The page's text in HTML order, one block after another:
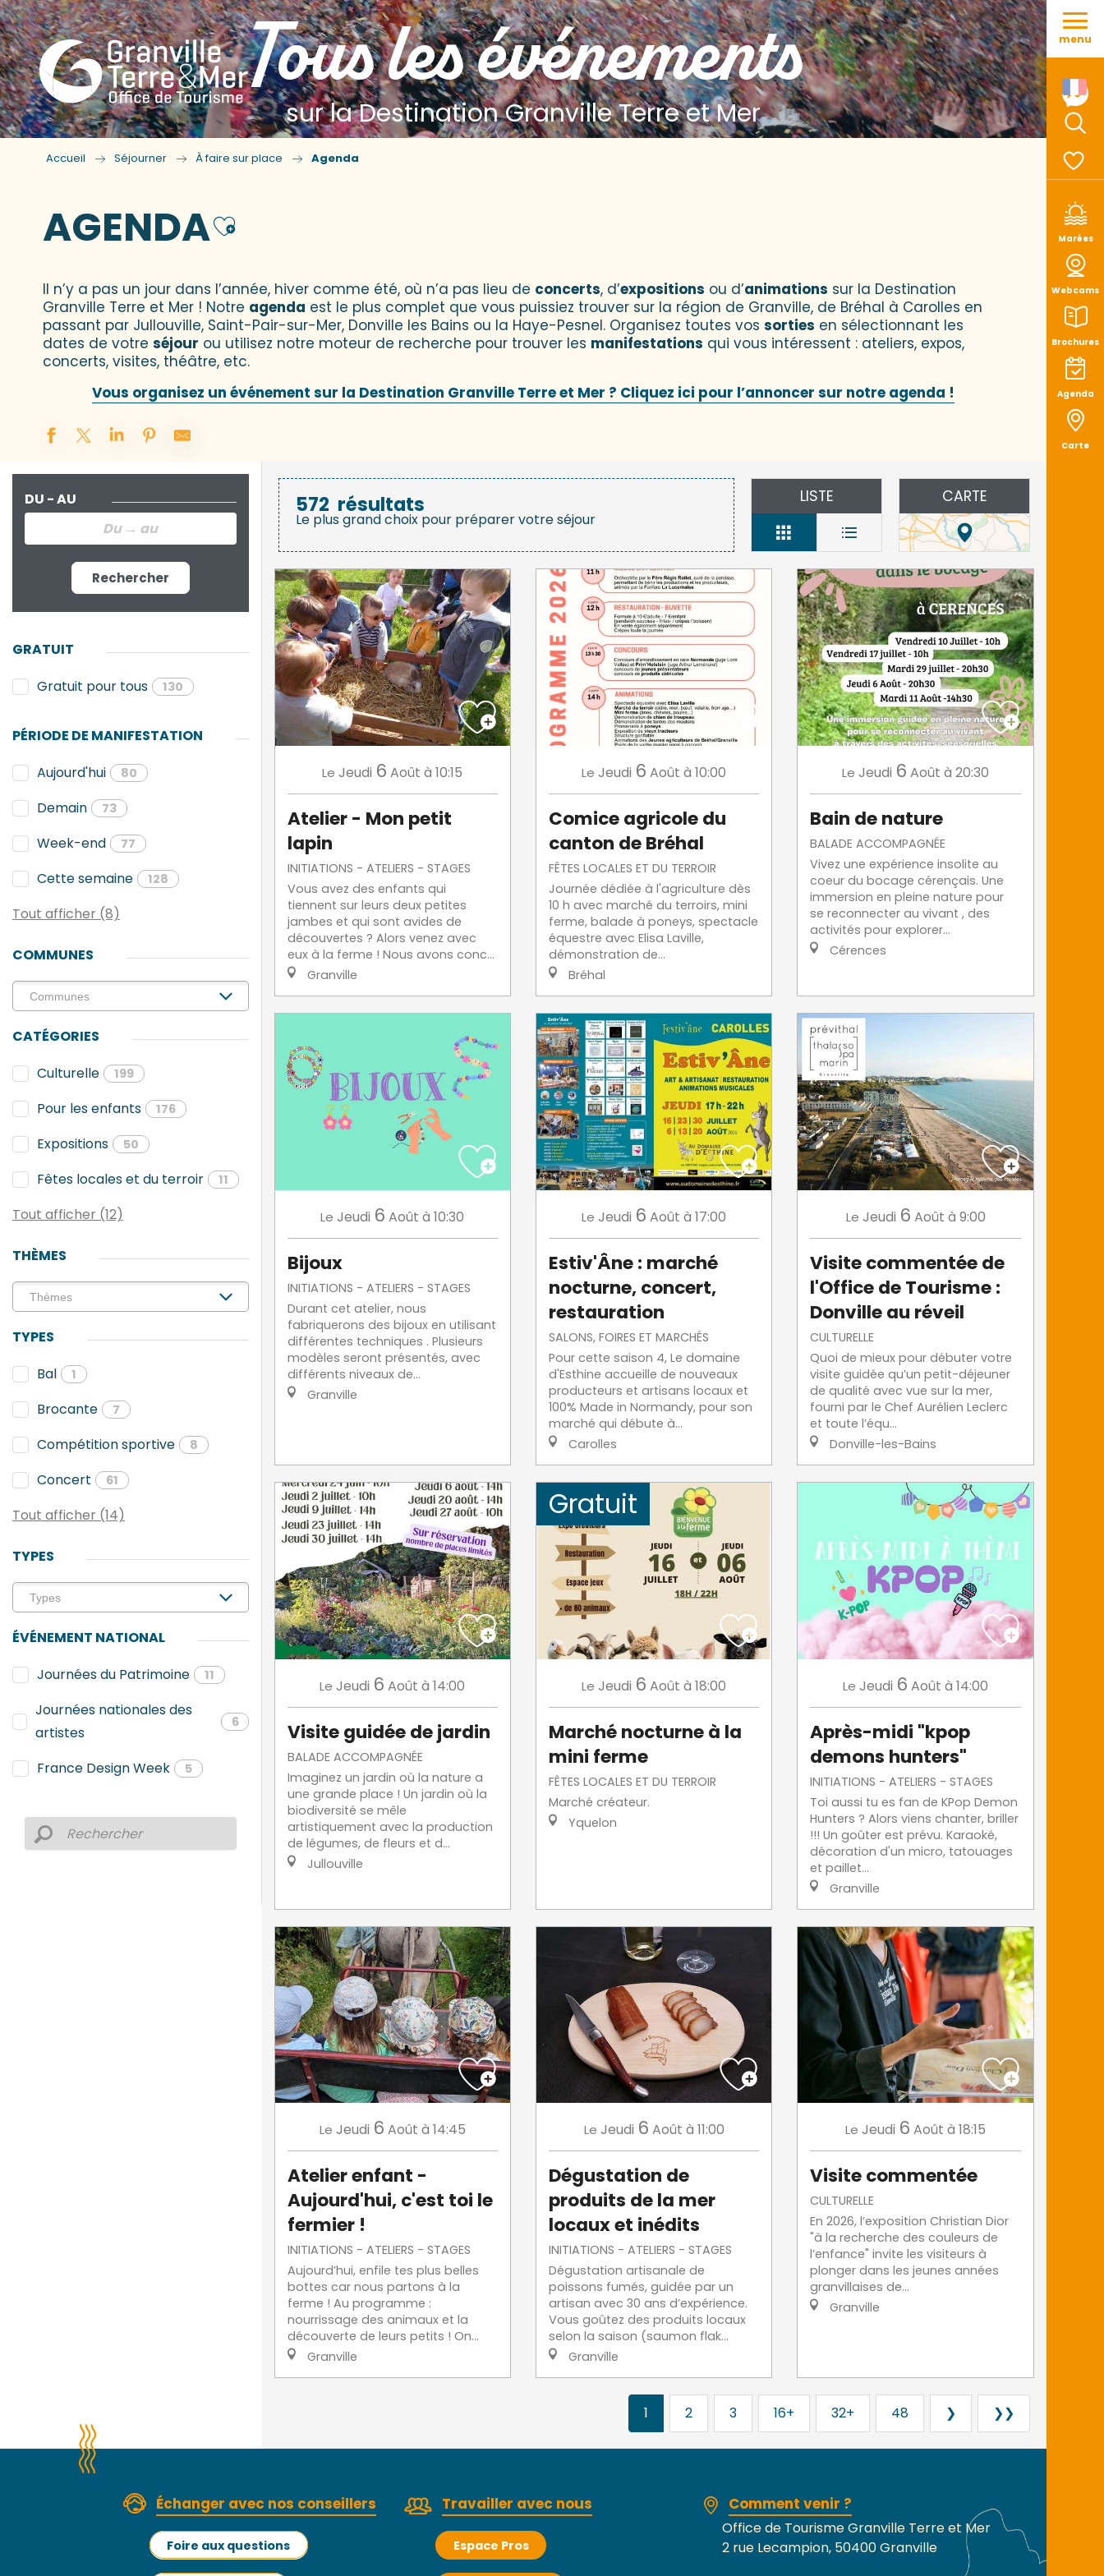
Aller
contenu
Marées
Webcams
Brochures
Agenda
Carte
menu
Tous les événements
sur la Destination Granville Terre et Mer
Accueil Séjourner À faire sur place Agenda
AGENDAAjouter aux favoris
Il n’y a pas un jour dans l’année, hiver comme été, où n’a pas lieu de concerts, d’expositions ou d’animations sur la Destination
Granville Terre et Mer ! Notre agenda est le plus complet que vous puissiez trouver sur la région de Granville, de Bréhal à Carolles en
passant par Jullouville, Saint-Pair-sur-Mer, Donville les Bains ou la Haye-Pesnel. Organisez toutes vos sorties en sélectionnant les
dates de votre séjour ou utilisez notre moteur de recherche pour trouver les manifestations qui vous intéressent : ateliers, expos,
concerts, visites, théâtre, etc.
Vous organisez un événement sur la Destination Granville Terre et Mer ? Cliquez ici pour l’annoncer sur notre agenda !
DU - AU
Rechercher
GRATUIT
Gratuit pour tous
130
PÉRIODE DE MANIFESTATION
Aujourd'hui
80
Demain 73
Week-end 77
Cette semaine 128
Tout afficher (8)
COMMUNES
CATÉGORIES
Culturelle
199
Pour les enfants 176
Expositions 50
Fêtes locales et du terroir 11
Tout afficher (12)
THÈMES
TYPES
Bal
1
Brocante 7
Compétition sportive 8
Concert 61
Tout afficher (14)
TYPES
ÉVÉNEMENT NATIONAL
Journées du Patrimoine
11
Journées nationales des
artistes
6
France Design Week 5
572 résultats
Le plus grand choix pour préparer votre séjour
LISTE CARTE
Le Jeudi 6 Août à 10:15
Atelier - Mon petit
lapin
INITIATIONS - ATELIERS - STAGES
Vous avez des enfants qui
tiennent sur leurs deux petites
jambes et qui sont avides de
découvertes ? Alors venez avec
eux à la ferme ! Nous avons conc...
Granville
Le Jeudi 6 Août à 10:00
Comice agricole du
canton de Bréhal
FÊTES LOCALES ET DU TERROIR
Journée dédiée à l'agriculture dès
10 h avec marché du terroirs, mini
ferme, balade à poneys, spectacle
équestre avec Elisa Laville,
démonstration de...
Bréhal
Le Jeudi 6 Août à 20:30
Bain de nature
BALADE ACCOMPAGNÉE
Vivez une expérience insolite au
coeur du bocage cérençais. Une
immersion en pleine nature pour
se reconnecter au vivant , des
activités pour explorer...
Cérences
Le Jeudi 6 Août à 10:30
Bijoux
INITIATIONS - ATELIERS - STAGES
Durant cet atelier, nous
fabriquerons des bijoux en utilisant
différentes techniques . Plusieurs
modèles seront présentés, avec
différents niveaux de...
Granville
Le Jeudi 6 Août à 17:00
Estiv'Âne : marché
nocturne, concert,
restauration
SALONS, FOIRES ET MARCHÉS
Pour cette saison 4, Le domaine
d'Esthine accueille de nouveaux
producteurs et artisans locaux et
100% Made in Normandy, pour son
marché qui débute à...
Carolles
Le Jeudi 6 Août à 9:00
Visite commentée de
l'Office de Tourisme :
Donville au réveil
CULTURELLE
Quoi de mieux pour débuter votre
visite guidée qu’un petit-déjeuner
de qualité avec vue sur la mer,
fourni par le Chef Aurélien Leclerc
et toute l’équ...
Donville-les-Bains
Le Jeudi 6 Août à 14:00
Visite guidée de jardin
BALADE ACCOMPAGNÉE
Imaginez un jardin où la nature a
une grande place ! Un jardin où la
biodiversité se mêle
artistiquement avec la production
de légumes, de fleurs et d...
Jullouville
Gratuit
Le Jeudi 6 Août à 18:00
Marché nocturne à la
mini ferme
FÊTES LOCALES ET DU TERROIR
Marché créateur.
Yquelon
Le Jeudi 6 Août à 14:00
Après-midi "kpop
demons hunters"
INITIATIONS - ATELIERS - STAGES
Toi aussi tu es fan de KPop Demon
Hunters ? Alors viens chanter, briller
!!! Un goûter est prévu. Karaoké,
décoration d'un micro, tatouages
et paillet...
Granville
Le Jeudi 6 Août à 14:45
Atelier enfant -
Aujourd'hui, c'est toi le
fermier !
INITIATIONS - ATELIERS - STAGES
Aujourd’hui, enfile tes plus belles
bottes car nous partons à la
ferme ! Au programme :
nourrissage des animaux et la
découverte de leurs petits ! On...
Granville
Le Jeudi 6 Août à 11:00
Dégustation de
produits de la mer
locaux et inédits
INITIATIONS - ATELIERS - STAGES
Dégustation artisanale de
poissons fumés, guidée par un
artisan avec 30 ans d’expérience.
Vous goûtez des produits locaux
selon la saison (saumon flak...
Granville
Le Jeudi 6 Août à 18:15
Visite commentée
CULTURELLE
En 2026, l’exposition Christian Dior
"à la recherche des couleurs de
l’enfance" invite les visiteurs à
plonger dans les jeunes années
granvillaises de...
Granville
1 2 3 16+ 32+ 48 ❯ ❯❯
Échanger avec nos conseillers
Foire aux questions
Travailler avec nous
Espace Pros
Comment venir ?
Office de Tourisme Granville Terre et Mer
2 rue Lecampion, 50400 Granville